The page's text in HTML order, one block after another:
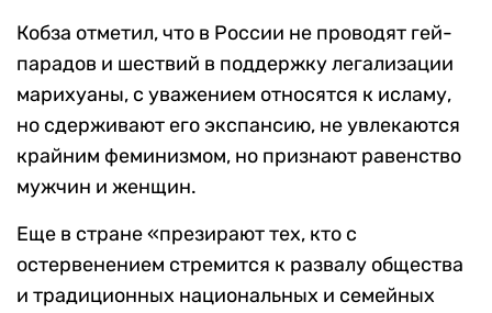
Кобза отметил, что в России не проводят гей-
парадов и шествий в поддержку легализации
марихуаны, с уважением относятся к исламу,
но сдерживают его экспансию, не увлекаются
крайним феминизмом, но признают равенство
мужчин и женщин.
Еще в стране «презирают тех, кто с
остервенением стремится к развалу общества
и традиционных национальных и семейных